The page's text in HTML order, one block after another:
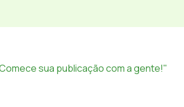
sua publicação com a gente!"